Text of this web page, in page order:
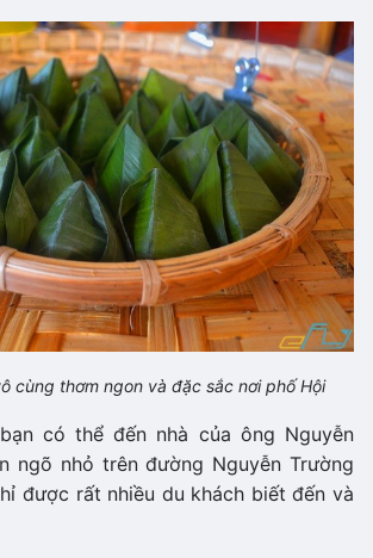
cùng thơm ngon và đặc sắc nơi phố Hội
có thể đến nhà của ông Nguyễn
ngõ nhỏ trên đường Nguyễn Trường
được rất nhiều du khách biết đến và